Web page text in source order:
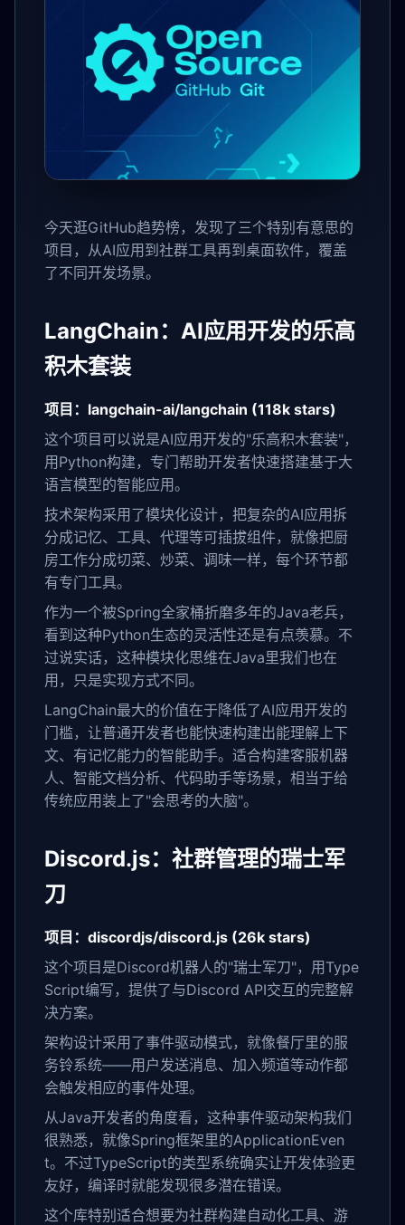
今天逛GitHub趋势榜，发现了三个特别有意思的
项目，从AI应用到社群工具再到桌面软件，覆盖
了不同开发场景。
LangChain：AI应用开发的乐高
积木套装
项目：langchain-ai/langchain (118k stars)
这个项目可以说是AI应用开发的"乐高积木套装"，
用Python构建，专门帮助开发者快速搭建基于大
语言模型的智能应用。
技术架构采用了模块化设计，把复杂的AI应用拆
分成记忆、工具、代理等可插拔组件，就像把厨
房工作分成切菜、炒菜、调味一样，每个环节都
有专门工具。
作为一个被Spring全家桶折磨多年的Java老兵，
看到这种Python生态的灵活性还是有点羡慕。不
过说实话，这种模块化思维在Java里我们也在
用，只是实现方式不同。
LangChain最大的价值在于降低了AI应用开发的
门槛，让普通开发者也能快速构建出能理解上下
文、有记忆能力的智能助手。适合构建客服机器
人、智能文档分析、代码助手等场景，相当于给
传统应用装上了"会思考的大脑"。
Discord.js：社群管理的瑞士军
刀
项目：discordjs/discord.js (26k stars)
这个项目是Discord机器人的"瑞士军刀"，用Type
Script编写，提供了与Discord API交互的完整解
决方案。
架构设计采用了事件驱动模式，就像餐厅里的服
务铃系统——用户发送消息、加入频道等动作都
会触发相应的事件处理。
从Java开发者的角度看，这种事件驱动架构我们
很熟悉，就像Spring框架里的ApplicationEven
t。不过TypeScript的类型系统确实让开发体验更
友好，编译时就能发现很多潜在错误。
这个库特别适合想要为社群构建自动化工具、游